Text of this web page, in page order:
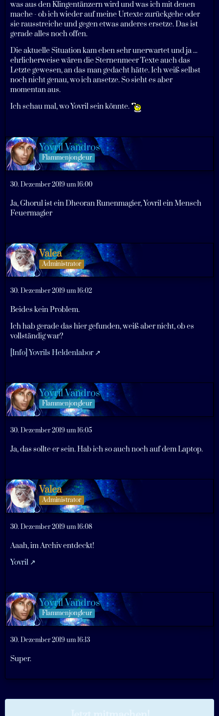
was aus den Klingentänzern wird und was ich mit denen
mache - ob ich wieder auf meine Urtexte zurückgehe oder
sie rausstreiche und gegen etwas anderes ersetze. Das ist
gerade alles noch offen.
Die aktuelle Situation kam eben sehr unerwartet und ja ...
ehrlicherweise wären die Sternenmeer Texte auch das
Letzte gewesen, an das man gedacht hätte. Ich weiß selbst
noch nicht genau, wo ich ansetze. So sieht es aber
momentan aus.
Ich schau mal, wo Yovril sein könnte.
Yovril Vandros
Flammenjongleur
30. Dezember 2019 um 16:00
Ja, Ghorul ist ein Dheoran Runenmagier, Yovril ein Mensch
Feuermagier
Valea
Administrator
30. Dezember 2019 um 16:02
Beides kein Problem.
Ich hab gerade das hier gefunden, weiß aber nicht, ob es
vollständig war?
[Info] Yovrils Heldenlabor
Yovril Vandros
Flammenjongleur
30. Dezember 2019 um 16:05
Ja, das sollte er sein. Hab ich so auch noch auf dem Laptop.
Valea
Administrator
30. Dezember 2019 um 16:08
Aaah, im Archiv entdeckt!
Yovril
Yovril Vandros
Flammenjongleur
30. Dezember 2019 um 16:13
Super.